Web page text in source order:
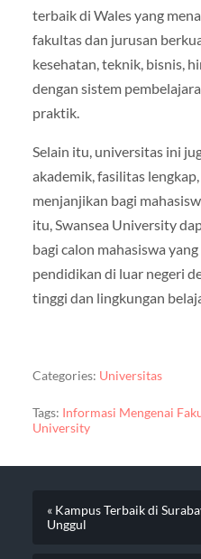
terbaik di Wales yang
fakultas dan jurusan
kesehatan, teknik, bisnis,
dengan sistem
praktik.
Selain itu, universitas ini
akademik, fasilitas
menjanjikan bagi
itu, Swansea University
bagi calon mahasiswa
pendidikan di luar negeri
tinggi dan lingkungan
Categories: Universitas
Tags: Informasi Mengenai
University
« Kampus Terbaik di
Unggul